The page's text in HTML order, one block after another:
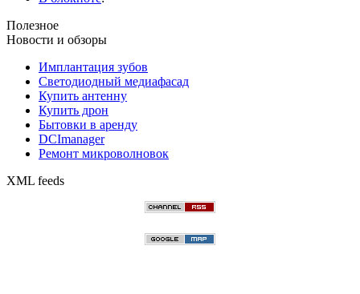
Полезное
Новости и обзоры
Имплантация зубов
Светодиодный медиафасад
Купить антенну
Купить дрон
Бытовки в аренду
DCImanager
Ремонт микроволновок
XML feeds